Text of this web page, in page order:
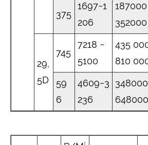
375
1697~1
206
187000
352000
29,
5D
745
7218 ~
5100
435
810
59
6
4609~3
236
648000